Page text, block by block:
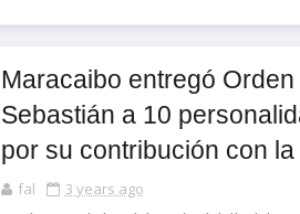
Maracaibo entregó Orden
Sebastián a 10
por su contribución con
fal
3 years ago